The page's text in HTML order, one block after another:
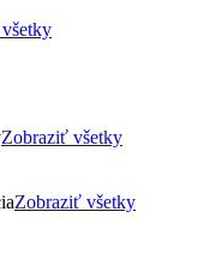
Zobraziť všetky
Zobraziť všetky